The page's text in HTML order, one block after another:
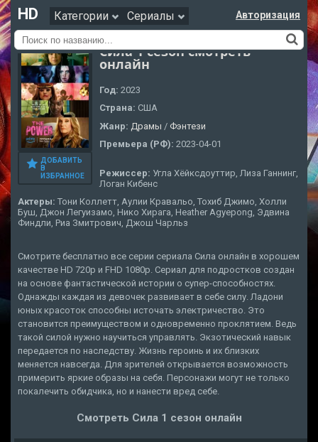
HD Категории Сериалы Авторизация
ДОБАВИТЬ
В
ИЗБРАННОЕ
Сила 1 сезон смотреть
онлайн
Год: 2023
Страна: США
Жанр: Драмы / Фэнтези
Премьера (РФ): 2023-04-01
Режиссер: Угла Хёйксдоуттир, Лиза Ганнинг,
Логан Кибенс
Актеры: Тони Коллетт, Аулии Кравальо, Тохиб Джимо, Холли
Буш, Джон Легуизамо, Нико Хирага, Heather Agyepong, Эдвина
Финдли, Риа Змитрович, Джош Чарльз
Смотрите бесплатно все серии сериала Сила онлайн в хорошем
качестве HD 720p и FHD 1080p. Сериал для подростков создан
на основе фантастической истории о супер-способностях.
Однажды каждая из девочек развивает в себе силу. Ладони
юных красоток способны источать электричество. Это
становится преимуществом и одновременно проклятием. Ведь
такой силой нужно научиться управлять. Экзотический навык
передается по наследству. Жизнь героинь и их близких
меняется навсегда. Для зрителей открывается возможность
примерить яркие образы на себя. Персонажи могут не только
покалечить обидчика, но и нанести вред себе.
Смотреть Сила 1 сезон онлайн